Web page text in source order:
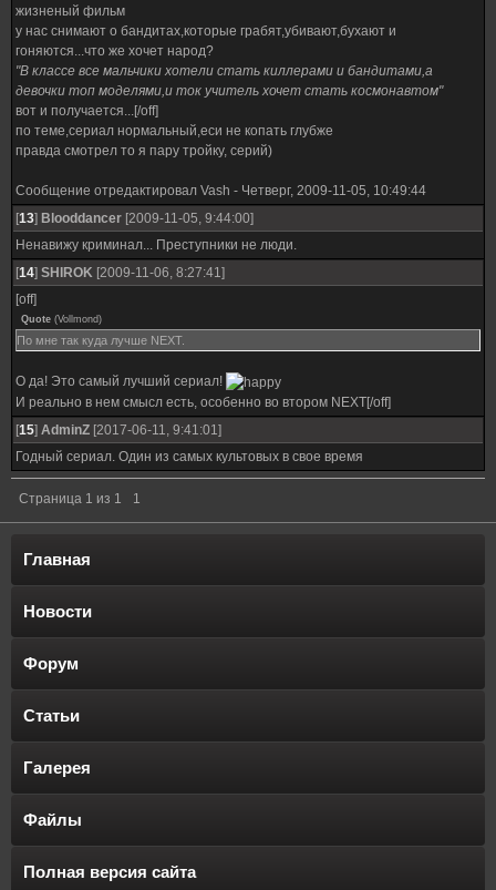
жизненый фильм
у нас снимают о бандитах,которые грабят,убивают,бухают и
гоняются...что же хочет народ?
"В классе все мальчики хотели стать киллерами и бандитами,а
девочки топ моделями,и ток учитель хочет стать космонавтом"
вот и получается...[/off]
по теме,сериал нормальный,еси не копать глубже
правда смотрел то я пару тройку, серий)
Сообщение отредактировал Vash - Четверг, 2009-11-05, 10:49:44
[13] Blooddancer [2009-11-05, 9:44:00]
Ненавижу криминал... Преступники не люди.
[14] SHIROK [2009-11-06, 8:27:41]
[off]
Quote (Vollmond)
По мне так куда лучше NEXT.
О да! Это самый лучший сериал!
И реально в нем смысл есть, особенно во втором NEXT[/off]
[15] AdminZ [2017-06-11, 9:41:01]
Годный сериал. Один из самых культовых в свое время
Страница 1 из 1 1
Главная
Новости
Форум
Статьи
Галерея
Файлы
Полная версия сайта